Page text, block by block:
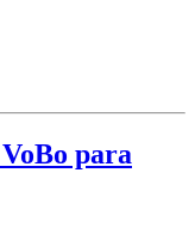
para